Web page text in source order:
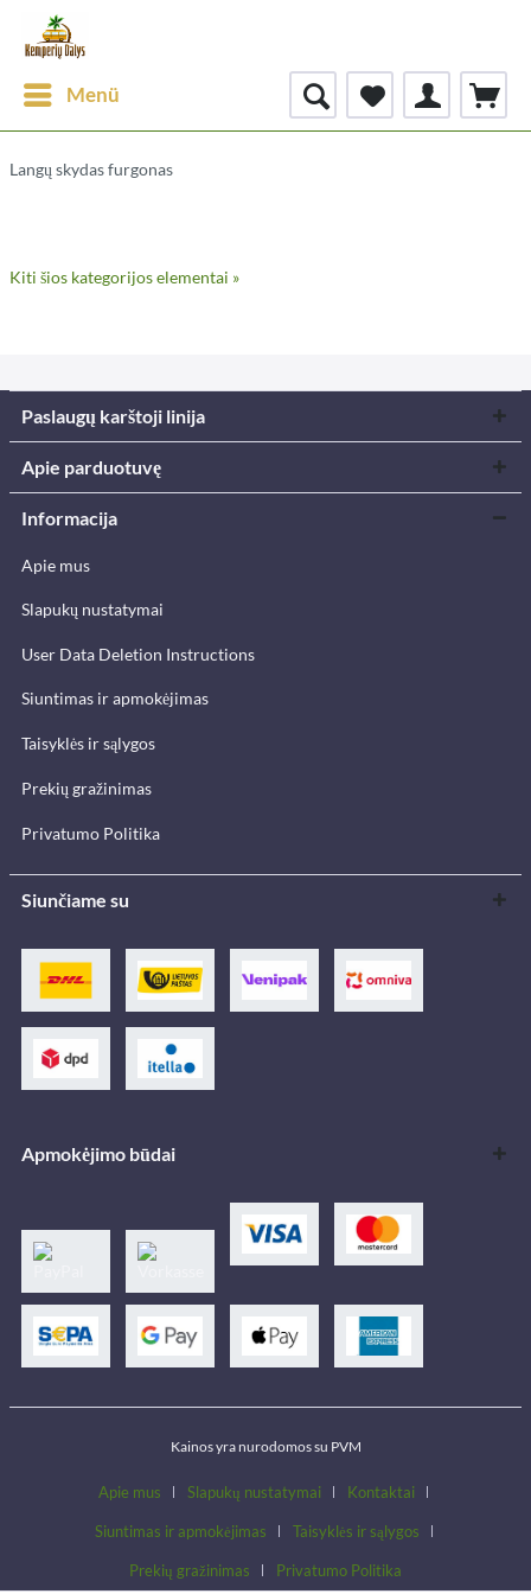
Menü
Langų skydas furgonas
Kiti šios kategorijos elementai »
Paslaugų karštoji linija
Apie parduotuvę
Informacija
Apie mus
Slapukų nustatymai
User Data Deletion Instructions
Siuntimas ir apmokėjimas
Taisyklės ir sąlygos
Prekių gražinimas
Privatumo Politika
Siunčiame su
Apmokėjimo būdai
Kainos yra nurodomos su PVM
Apie mus Slapukų nustatymai Kontaktai
Siuntimas ir apmokėjimas Taisyklės ir sąlygos
Prekių gražinimas Privatumo Politika